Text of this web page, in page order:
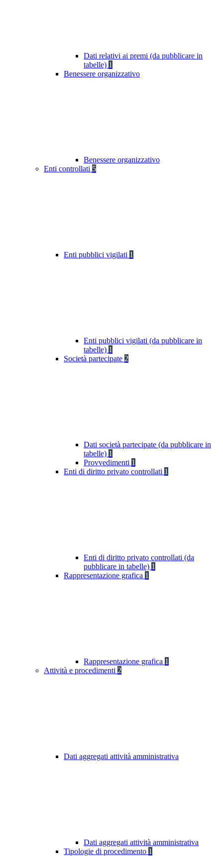
Dati relativi ai premi (da pubblicare in
tabelle) 1
Benessere organizzativo
Benessere organizzativo
Enti controllati 5
Enti pubblici vigilati 1
Enti pubblici vigilati (da pubblicare in
tabelle) 1
Società partecipate 2
Dati società partecipate (da pubblicare in
tabelle) 1
Provvedimenti 1
Enti di diritto privato controllati 1
Enti di diritto privato controllati (da
pubblicare in tabelle) 1
Rappresentazione grafica 1
Rappresentazione grafica 1
Attività e procedimenti 2
Dati aggregati attività amministrativa
Dati aggregati attività amministrativa
Tipologie di procedimento 1